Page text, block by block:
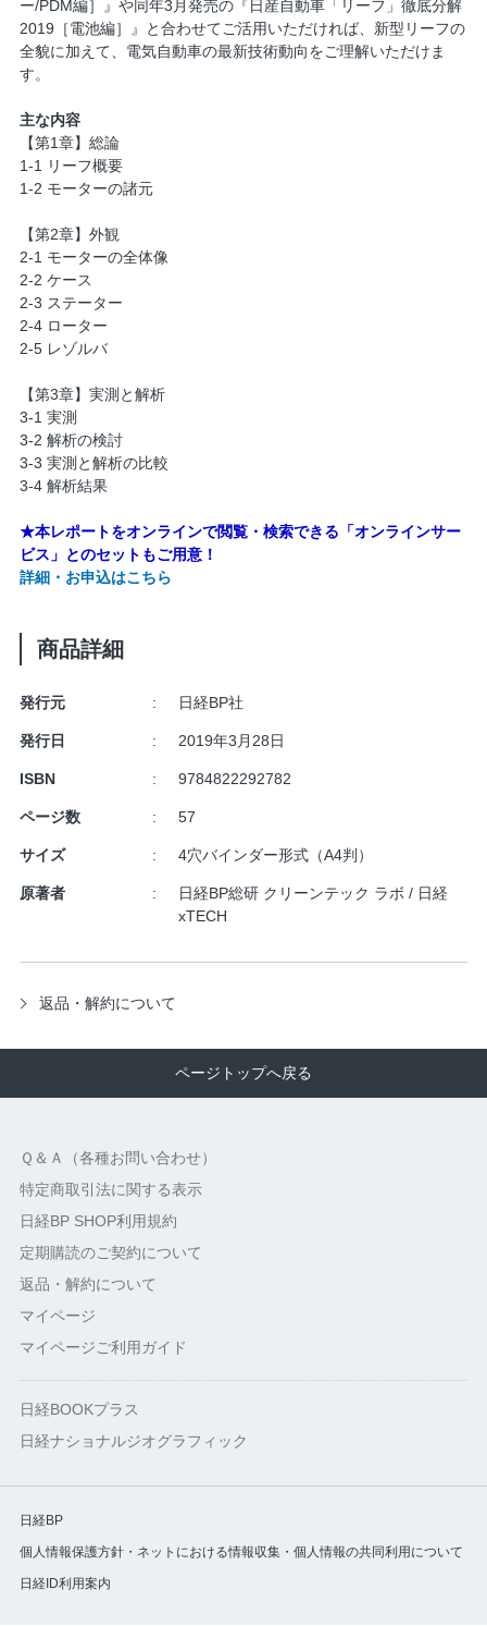
ー/PDM編］』や同年3月発売の『日産自動車「リーフ」徹底分解
2019［電池編］』と合わせてご活用いただければ、新型リーフの
全貌に加えて、電気自動車の最新技術動向をご理解いただけま
す。
主な内容
【第1章】総論
1-1 リーフ概要
1-2 モーターの諸元
【第2章】外観
2-1 モーターの全体像
2-2 ケース
2-3 ステーター
2-4 ローター
2-5 レゾルバ
【第3章】実測と解析
3-1 実測
3-2 解析の検討
3-3 実測と解析の比較
3-4 解析結果
★本レポートをオンラインで閲覧・検索できる「オンラインサー
ビス」とのセットもご用意！
詳細・お申込はこちら
商品詳細
発行元 日経BP社
発行日 2019年3月28日
ISBN 9784822292782
ページ数 57
サイズ 4穴バインダー形式（A4判）
原著者
日経BP総研 クリーンテック ラボ / 日経
xTECH
返品・解約について
ページトップへ戻る
Ｑ＆Ａ（各種お問い合わせ）
特定商取引法に関する表示
日経BP SHOP利用規約
定期購読のご契約について
返品・解約について
マイページ
マイページご利用ガイド
日経BOOKプラス
日経ナショナルジオグラフィック
日経BP
個人情報保護方針・ネットにおける情報収集・個人情報の共同利用について
日経ID利用案内